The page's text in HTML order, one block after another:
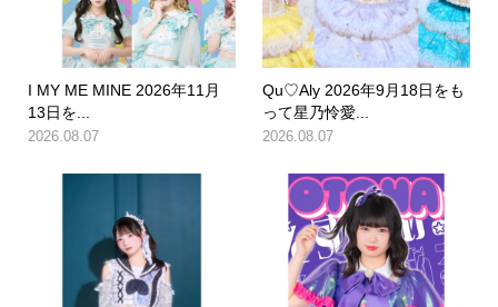
I MY ME MINE 2026年11月
13日を...
2026.08.07
Qu♡Aly 2026年9月18日をも
って星乃怜愛...
2026.08.07